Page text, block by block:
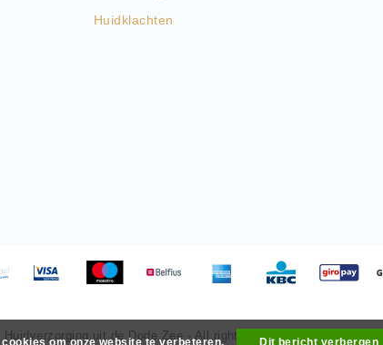
Huidklachten
uit de Dode Zee - All rights reserved - Realization
om onze website te verbeteren. Dit bericht verbergen